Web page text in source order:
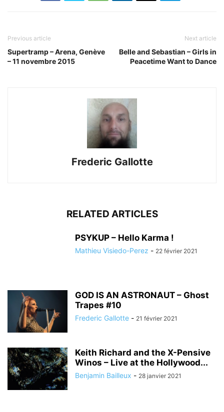
Previous article
Supertramp – Arena, Genève
– 11 novembre 2015
Next article
Belle and Sebastian – Girls in
Peacetime Want to Dance
Frederic Gallotte
RELATED ARTICLES
PSYKUP – Hello Karma !
Mathieu Visiedo-Perez - 22 février 2021
GOD IS AN ASTRONAUT – Ghost
Trapes #10
Frederic Gallotte - 21 février 2021
Keith Richard and the X-Pensive
Winos – Live at the Hollywood...
Benjamin Bailleux - 28 janvier 2021